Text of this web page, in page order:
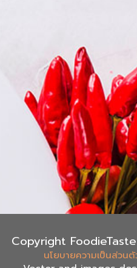
Copyright
นโยบายความเป็นส่วนตั